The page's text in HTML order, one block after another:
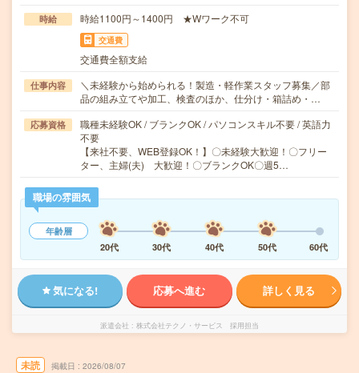
時給 時給1100円～1400円 ★Wワーク不可
交通費
交通費全額支給
仕事内容
＼未経験から始められる！製造・軽作業スタッフ募集／部
品の組み立てや加工、検査のほか、仕分け・箱詰め・…
応募資格
職種未経験OK / ブランクOK / パソコンスキル不要 / 英語力
不要
【来社不要、WEB登録OK！】〇未経験大歓迎！〇フリー
ター、主婦(夫) 大歓迎！〇ブランクOK〇週5…
職場の雰囲気
年齢層
20代
30代 40代 50代 60代
気になる! 応募へ進む 詳しく見る
派遣会社 株式会社テクノ・サービス 採用担当
未読 掲載日 2026/08/07